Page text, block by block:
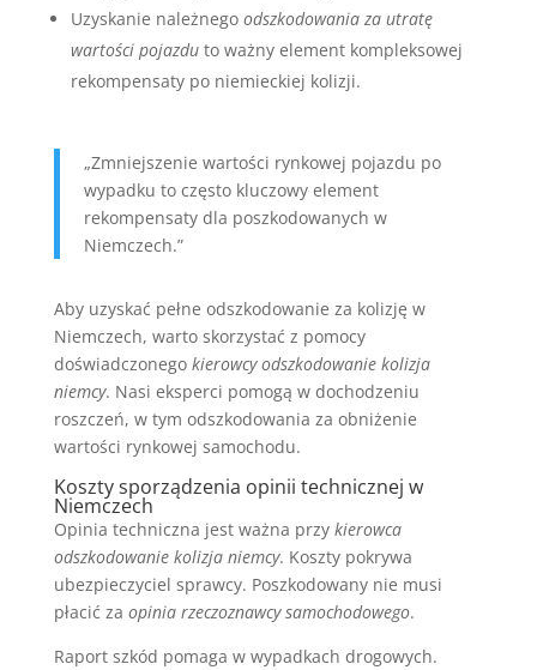
Uzyskanie należnego odszkodowania za utratę
wartości pojazduto ważny element kompleksowej
rekompensaty po niemieckiej kolizji.
„Zmniejszenie wartości rynkowej pojazdu po
wypadku to często kluczowy element
rekompensaty dla poszkodowanych w
Niemczech.”
Aby uzyskać pełne odszkodowanie za kolizję w
Niemczech, warto skorzystać z pomocy
doświadczonego kierowcy odszkodowanie kolizja
niemcy. Nasi eksperci pomogą w dochodzeniu
roszczeń, w tym odszkodowania za obniżenie
wartości rynkowej samochodu.
Koszty sporządzenia opinii technicznej w
Niemczech
Opinia techniczna jest ważna przy kierowca
odszkodowanie kolizja niemcy. Koszty pokrywa
ubezpieczyciel sprawcy. Poszkodowany nie musi
płacić za opinia rzeczoznawcy samochodowego.
Raport szkód pomaga w wypadkach drogowych.